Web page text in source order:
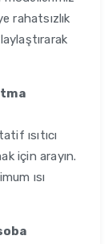
rahatsızlık
ısıtıcı
için arayın.
ısı